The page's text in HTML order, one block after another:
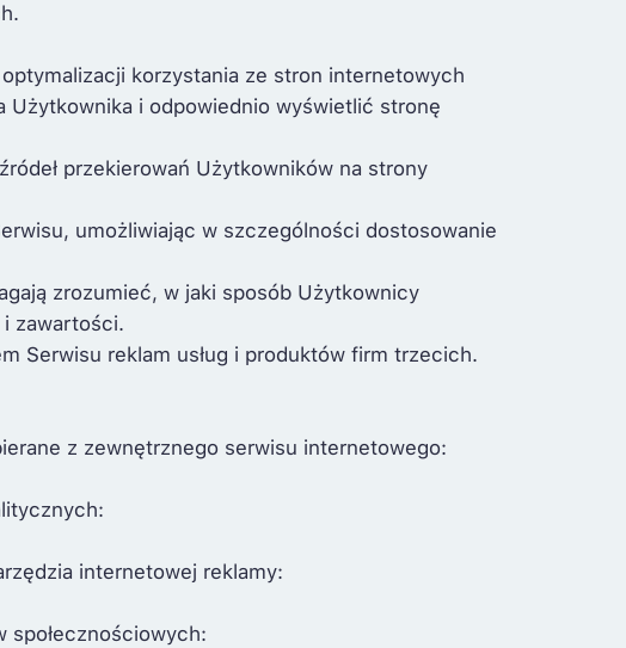
korzystania ze stron internetowych
Użytkownika i odpowiednio wyświetlić stronę
przekierowań Użytkowników na strony
umożliwiając w szczególności dostosowanie
zrozumieć, w jaki sposób Użytkownicy
zawartości.
Serwisu reklam usług i produktów firm trzecich.
z zewnętrznego serwisu internetowego:
internetowej reklamy:
społecznościowych: